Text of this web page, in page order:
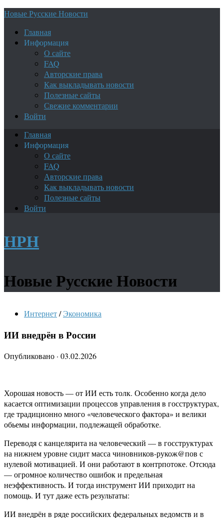
Новые Русские Новости
Главная
Информация
О сайте
FAQ
Авторские права
Как выкладывать новости
Полезные сайты
Свежие комментарии
Войти
Главная
Информация
О сайте
FAQ
Авторские права
Как выкладывать новости
Полезные сайты
Войти
НРН
Новые Русские Новости
Интернет/ Экономика
ИИ внедрён в России
Опубликовано · 03.02.2026
Хорошая новость — от ИИ есть толк. Особенно когда дело
касается оптимизации процессов управления в госструктурах,
где традиционно много «человеческого фактора» и велики
обьемы информации, подлежащей обработке.
Переводя с канцелярита на человеческий — в госструктурах
на нижнем уровне сидит масса чиновников-рукож@пов с
нулевой мотивацией. И они работают в контрпотоке. Отсюда
— огромное количество ошибок и предельная
неэффективность. И тогда инструмент ИИ приходит на
помощь. И тут даже есть результаты:
ИИ внедрён в ряде российских федеральных ведомств и в